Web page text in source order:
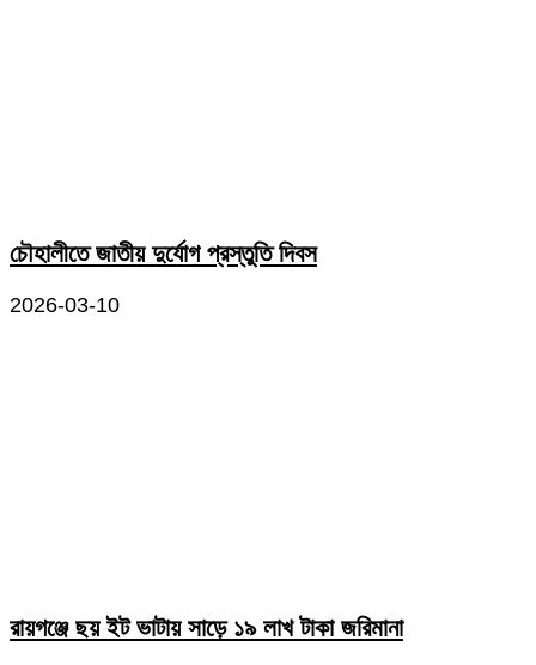
চৌহালীতে জাতীয় দুর্যোগ প্রস্তুতি দিবস
2026-03-10
রায়গঞ্জে ছয় ইট ভাটায় সাড়ে ১৯ লাখ টাকা জরিমানা